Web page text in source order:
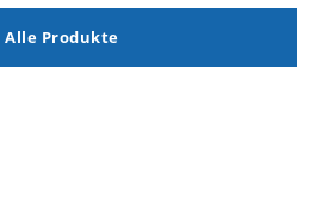
Alle Produkte